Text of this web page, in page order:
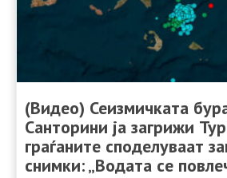
(Видео) Сеизмичката
Санторини ја загрижи
граѓаните споделуваат
снимки: „Водата се